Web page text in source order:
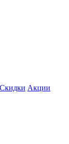
Скидки Акции